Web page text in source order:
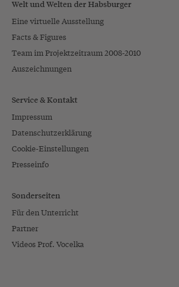
Welt und Welten der Habsburger
Eine virtuelle Ausstellung
Facts & Figures
Team im Projektzeitraum 2008-2010
Auszeichnungen
Service & Kontakt
Impressum
Datenschutzerklärung
Cookie-Einstellungen
Presseinfo
Sonderseiten
Für den Unterricht
Partner
Videos Prof. Vocelka